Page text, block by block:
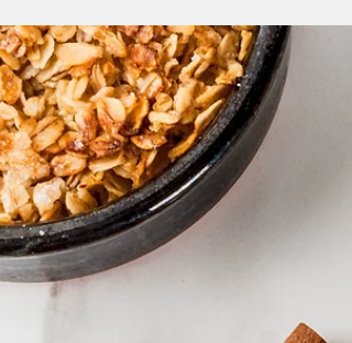
nouveau version 2022 ! Avec, petite
nouveauté... des...